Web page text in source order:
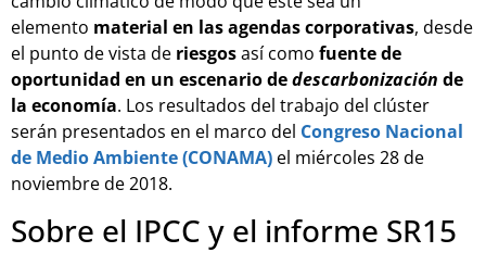
elemento material en las agendas corporativas, desde
el punto de vista de riesgosasí como fuente de
oportunidad en un escenario dedescarbonización de
la economía. Los resultados del trabajo del clúster
serán presentados en el marco del Congreso Nacional
de Medio Ambiente (CONAMA) el miércoles 28 de
noviembre de 2018.
Sobre el IPCC y el informe SR15